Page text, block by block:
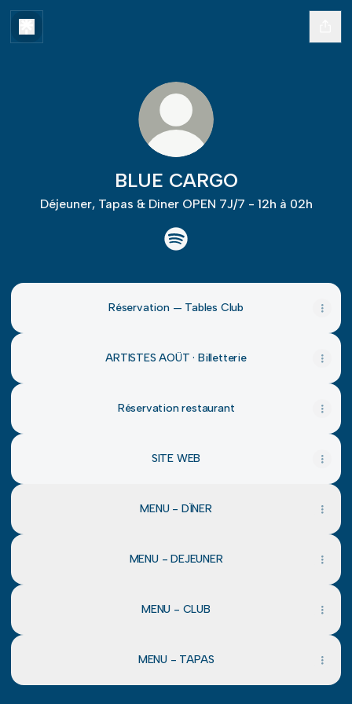
BLUE CARGO
Déjeuner, Tapas & Diner OPEN 7J/7 - 12h à 02h
Réservation — Tables Club
ARTISTES AOÛT · Billetterie
Réservation restaurant
SITE WEB
MENU - DÎNER
MENU - DEJEUNER
MENU - CLUB
MENU - TAPAS